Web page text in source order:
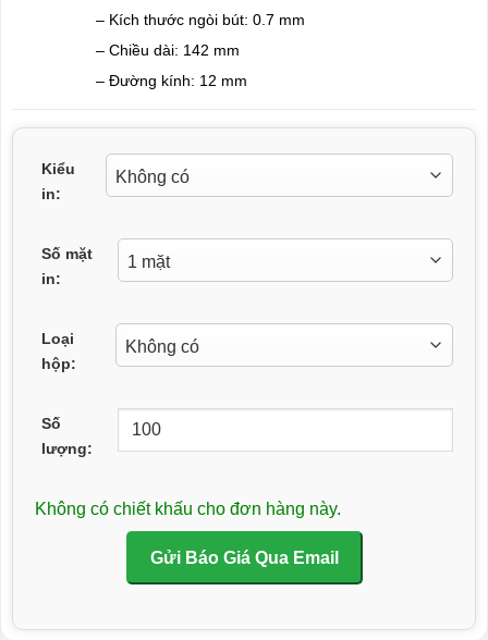
– Kích thước ngòi bút: 0.7 mm
– Chiều dài: 142 mm
– Đường kính: 12 mm
Kiểu
in:
Số mặt
in:
Loại
hộp:
Số
lượng:
Không có chiết khấu cho đơn hàng này.
Gửi Báo Giá Qua Email